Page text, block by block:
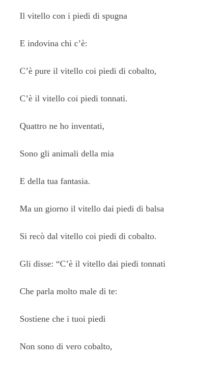
Il vitello con i piedi di spugna
E indovina chi c’è:
C’è pure il vitello coi piedi di cobalto,
C’è il vitello coi piedi tonnati.
Quattro ne ho inventati,
Sono gli animali della mia
E della tua fantasia.
Ma un giorno il vitello dai piedi di balsa
Si recò dal vitello coi piedi di cobalto.
Gli disse: “C’è il vitello dai piedi tonnati
Che parla molto male di te:
Sostiene che i tuoi piedi
Non sono di vero cobalto,